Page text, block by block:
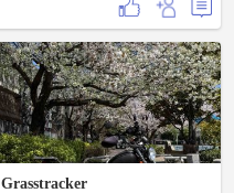
ですが、今回は完全に予定外の衝
動買い。 お店に入るまで1mmも購
入するつもりはなかったのに。 さ
っそく帰り道にパチリ。 とても軽
くてコンパクト。コントラストも
良き◯ 便利ズームにも関わらず、
望遠端開放でもパキパキに解像し
ていてちょっと驚いた。Zマウント
レンズ並み、は、ちと言い過ぎ
か。 ただ、ボケは固く、２線傾向
なところは玉に瑕。 16-70mm f4
Grasstracker